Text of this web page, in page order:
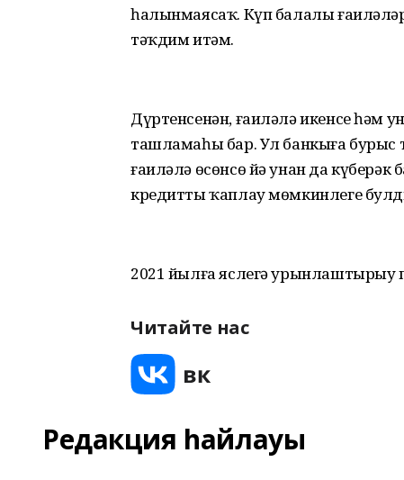
һалынмаясаҡ. Күп балалы
тәҡдим итәм.
Дүртенсенән, ғаиләлә икенсе һәм
ташламаһы бар. Ул банкыға бурыс
ғаиләлә өсөнсө йә унан да
кредитты ҡаплау мөмкинлеге
2021 йылға яслегә урынлаштырыу
Читайте нас
Редакция һайлауы